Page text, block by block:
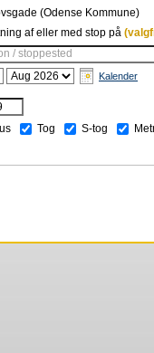
(Odense Kommune)
af eller med stop på
/ stoppested
Kalender
Tog S-tog